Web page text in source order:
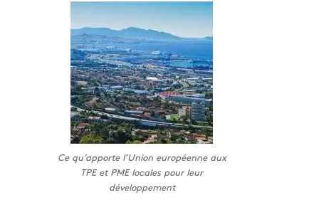
Ce qu’apporte l’Union européenne aux
TPE et PME locales pour leur
développement